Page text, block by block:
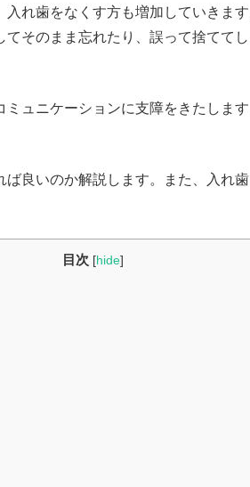
れ歯をなくす方も増加していきま
そのまま忘れたり、誤って捨てて
ュニケーションに支障をきたしま
良いのか解説します。また、入れ
目次 [hide]